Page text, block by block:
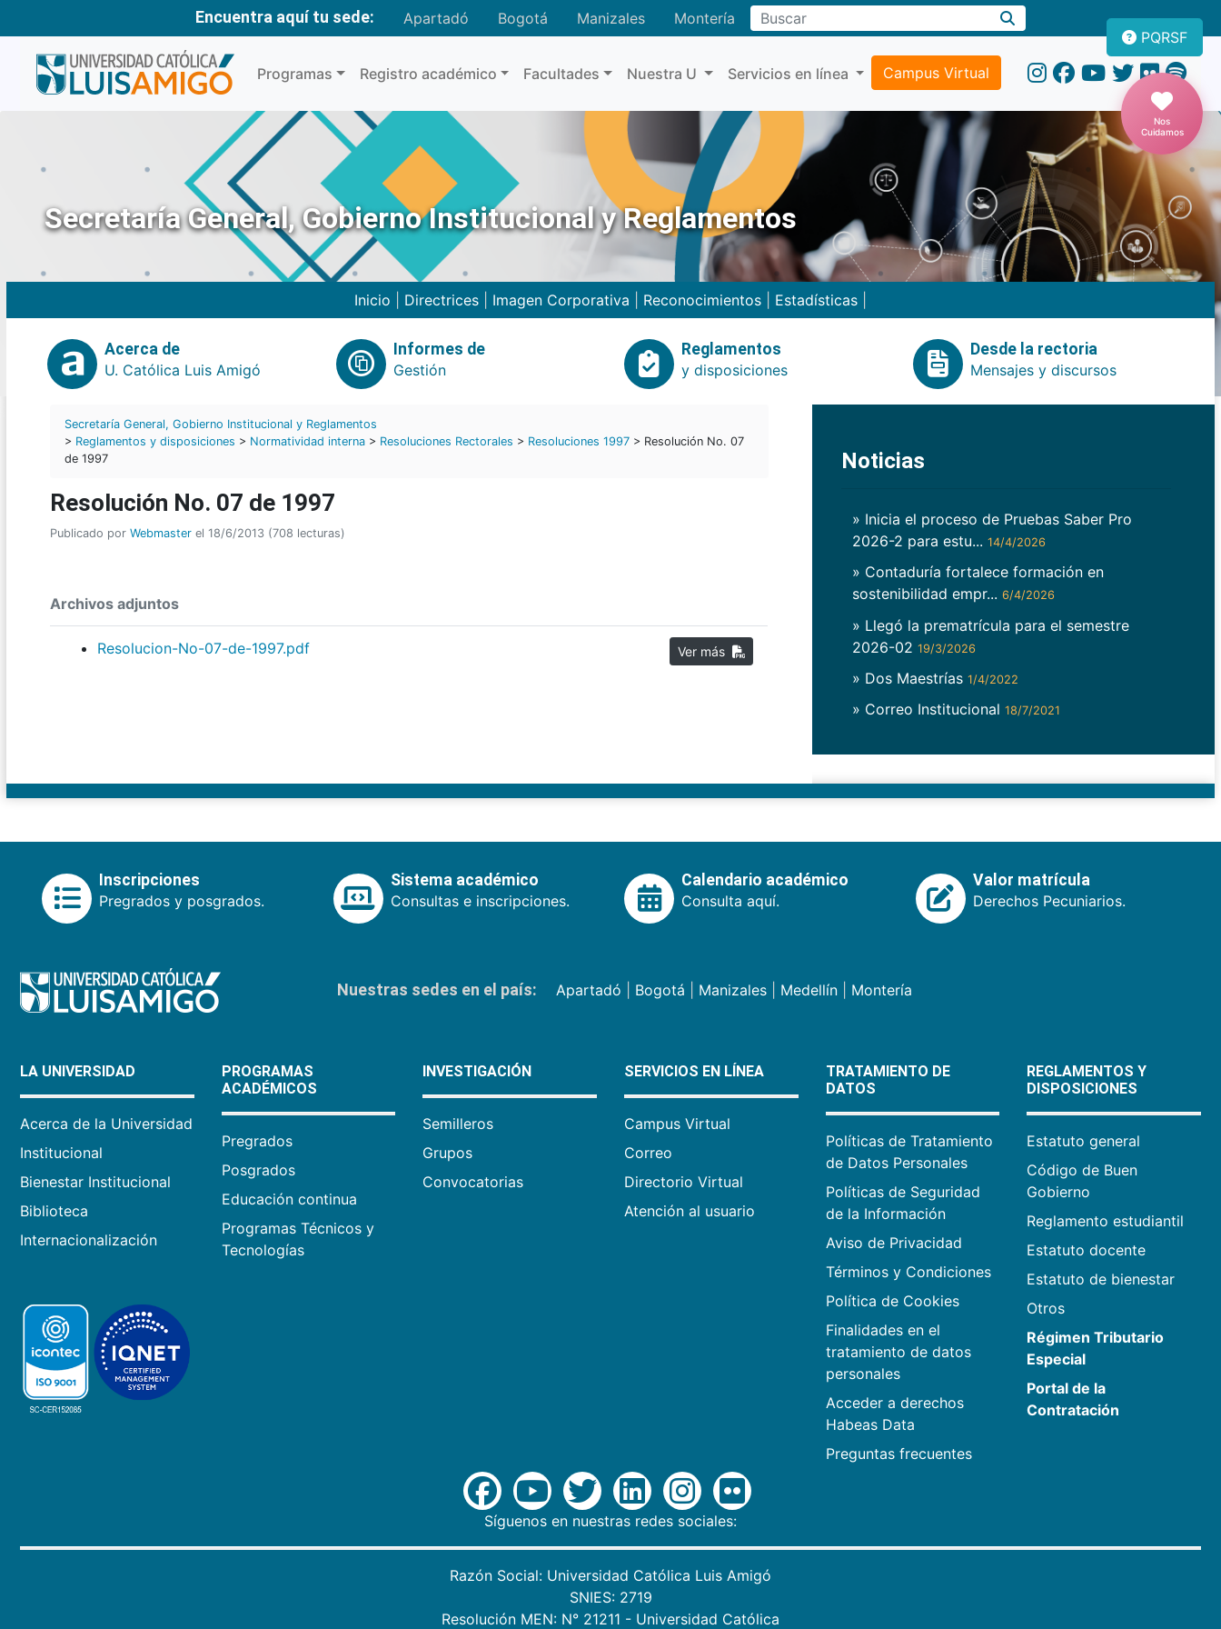
Encuentra aquí tu sede: Apartadó Bogotá Manizales MonteríaBuscar
Programas Registro académico Facultades Nuestra U Servicios en línea Campus Virtual
PQRSF
Nos
Cuidamos
Secretaría General, Gobierno Institucional y Reglamentos
Inicio Directrices Imagen Corporativa Reconocimientos Estadísticas
Acerca de
U. Católica Luis Amigó
Informes de
Gestión
Reglamentos
y disposiciones
Desde la rectoria
Mensajes y discursos
Secretaría General, Gobierno Institucional y Reglamentos
> Reglamentos y disposiciones > Normatividad interna > Resoluciones Rectorales > Resoluciones 1997 > Resolución No. 07
de 1997
Resolución No. 07 de 1997
Publicado por Webmaster el 18/6/2013 (708 lecturas)
Archivos adjuntos
Resolucion-No-07-de-1997.pdf
Noticias
» Inicia el proceso de Pruebas Saber Pro
2026-2 para estu... 14/4/2026
» Contaduría fortalece formación en
sostenibilidad empr... 6/4/2026
» Llegó la prematrícula para el semestre
2026-02 19/3/2026
» Dos Maestrías 1/4/2022
» Correo Institucional 18/7/2021
Inscripciones
Pregrados y posgrados.
Sistema académico
Consultas e inscripciones.
Calendario académico
Consulta aquí.
Valor matrícula
Derechos Pecuniarios.
Nuestras sedes en el país: Apartadó Bogotá Manizales| Medellín| Montería
LA UNIVERSIDAD
Acerca de la Universidad
Institucional
Bienestar Institucional
Biblioteca
Internacionalización
PROGRAMAS
ACADÉMICOS
Pregrados
Posgrados
Educación continua
Programas Técnicos y
Tecnologías
INVESTIGACIÓN
Semilleros
Grupos
Convocatorias
SERVICIOS EN LÍNEA
Campus Virtual
Correo
Directorio Virtual
Atención al usuario
TRATAMIENTO DE
DATOS
Políticas de Tratamiento
de Datos Personales
Políticas de Seguridad
de la Información
Aviso de Privacidad
Términos y Condiciones
Política de Cookies
Finalidades en el
tratamiento de datos
personales
Acceder a derechos
Habeas Data
Preguntas frecuentes
REGLAMENTOS Y
DISPOSICIONES
Estatuto general
Código de Buen
Gobierno
Reglamento estudiantil
Estatuto docente
Estatuto de bienestar
Otros
Régimen Tributario
Especial
Portal de la
Contratación
Síguenos en nuestras redes sociales:
Razón Social: Universidad Católica Luis Amigó
SNIES: 2719
Resolución MEN: N° 21211 - Universidad Católica